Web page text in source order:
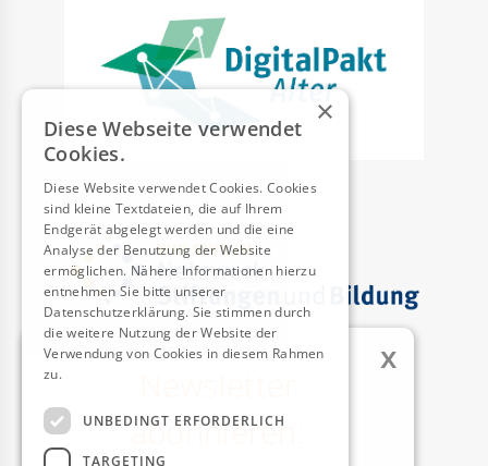
AUSZEICHNUNGEN
abonnieren:
x
×
Diese Webseite verwendet
Cookies.
Diese Website verwendet Cookies. Cookies
sind kleine Textdateien, die auf Ihrem
Endgerät abgelegt werden und die eine
Analyse der Benutzung der Website
ermöglichen. Nähere Informationen hierzu
entnehmen Sie bitte unserer
Datenschutzerklärung. Sie stimmen durch
die weitere Nutzung der Website der
Verwendung von Cookies in diesem Rahmen
zu.
UNBEDINGT ERFORDERLICH
TARGETING